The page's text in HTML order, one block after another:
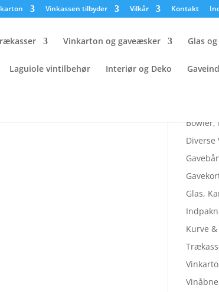
Vinkassen tilbyder Vilkår Kontakt
Vinkarton og gaveæsker Glas
Laguiole vintilbehør Interiør og Deko
×
Bowler,
Glas,
Kurve